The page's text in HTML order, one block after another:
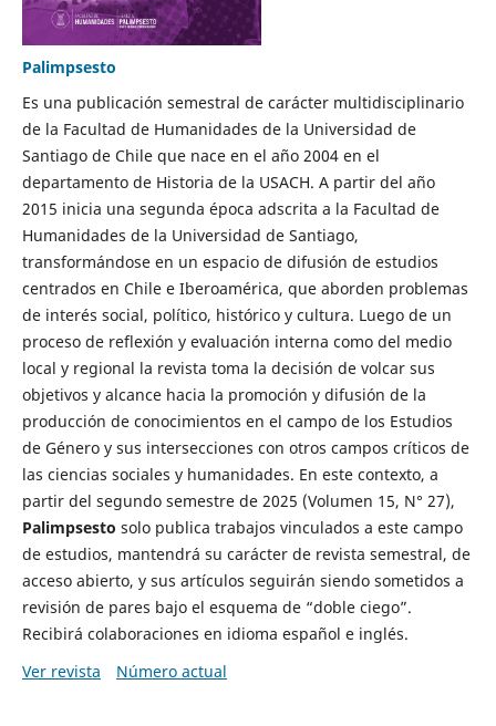
Palimpsesto
Es una publicación semestral de carácter multidisciplinario
de la Facultad de Humanidades de la Universidad de
Santiago de Chile que nace en el año 2004 en el
departamento de Historia de la USACH. A partir del año
2015 inicia una segunda época adscrita a la Facultad de
Humanidades de la Universidad de Santiago,
transformándose en un espacio de difusión de estudios
centrados en Chile e Iberoamérica, que aborden problemas
de interés social, político, histórico y cultura. Luego de un
proceso de reflexión y evaluación interna como del medio
local y regional la revista toma la decisión de volcar sus
objetivos y alcance hacia la promoción y difusión de la
producción de conocimientos en el campo de los Estudios
de Género y sus intersecciones con otros campos críticos de
las ciencias sociales y humanidades. En este contexto, a
partir del segundo semestre de 2025 (Volumen 15, N° 27),
Palimpsesto solo publica trabajos vinculados a este campo
de estudios, mantendrá su carácter de revista semestral, de
acceso abierto, y sus artículos seguirán siendo sometidos a
revisión de pares bajo el esquema de “doble ciego”.
Recibirá colaboraciones en idioma español e inglés.
Ver revista
Número actual